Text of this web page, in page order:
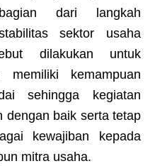
dari langkah
sektor usaha
dilakukan untuk
memiliki kemampuan
sehingga kegiatan
dengan baik serta tetap
kewajiban kepada
mitra usaha.